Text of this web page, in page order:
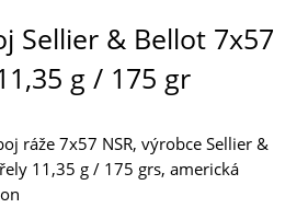
Sellier & Bellot 7x57
g / 175 gr
ráže 7x57 NSR, výrobce Sellier &
11,35 g / 175 grs, americká